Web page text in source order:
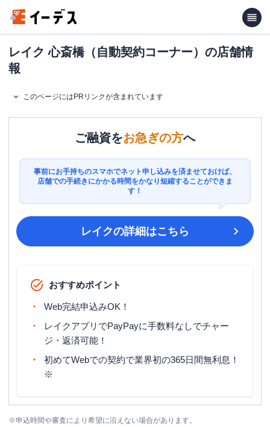
レイク 心斎橋（自動契約コーナー）の店舗情
報
このページにはPRリンクが含まれています
ご融資をお急ぎの方へ
事前にお手持ちのスマホでネット申し込みを済ませておけば、
店舗での手続きにかかる時間をかなり短縮することができま
す！
レイクの詳細はこちら
おすすめポイント
Web完結申込みOK！
レイクアプリでPayPayに手数料なしでチャー
ジ・返済可能！
初めてWebでの契約で業界初の365日間無利息！
※
※申込時間や審査により希望に沿えない場合があります。